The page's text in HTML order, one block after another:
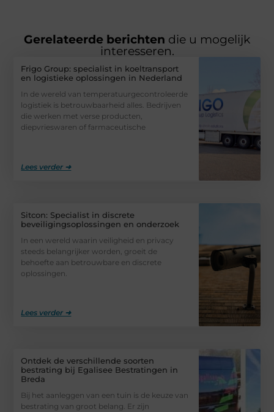
Gerelateerde berichten die u mogelijk
interesseren.
Frigo Group: specialist in koeltransport
en logistieke oplossingen in Nederland
In de wereld van temperatuurgecontroleerde
logistiek is betrouwbaarheid alles. Bedrijven
die werken met verse producten,
diepvrieswaren of farmaceutische
Lees verder ➜
Sitcon: Specialist in discrete
beveiligingsoplossingen en onderzoek
In een wereld waarin veiligheid en privacy
steeds belangrijker worden, groeit de
behoefte aan betrouwbare en discrete
oplossingen.
Lees verder ➜
Ontdek de verschillende soorten
bestrating bij Egalisee Bestratingen in
Breda
Bij het aanleggen van een tuin is de keuze van
bestrating van groot belang. Er zijn